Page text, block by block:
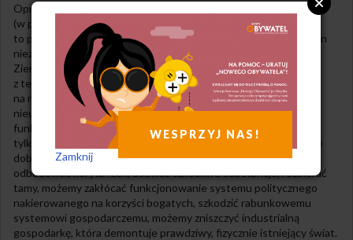
Oprócz tego, że proste życie traktowane jako akt polityczny
(w przeciwieństwie do praktykowania go, ponieważ się
to po prostu lubi) jest nieskuteczne w przyczynianiu się do zmian
niezbędnych dla powstrzymania tej kultury przed niszczeniem
Ziemi, wskazać można jeszcze cztery inne problemy związane
z tego typu postawą. Pierwszym jest wizja oparta
na nieuprawnionym poglądzie, głoszącym, że ludzie w sposób
nieunikniony będą niszczyć swoją naturalną podstawę
funkcjonowania. Proste życie jako akt polityczny opiera się
tylko na redukcji szkód, ignorując zupełnie fakt, że ludzie równie
dobrze jak niszczyć, mogą także pomagać Ziemi. Możemy
odbudować koryta rzek, usuwać szkodliwe substancje, rozbierać
tamy, możemy zakłócać funkcjonowanie systemu politycznego
nakierowanego na korzyści bogatych, szkodzić rabunkowemu
systemowi gospodarczemu, możemy zniszczyć industrialną
gospodarkę, która demontuje prawdziwy, fizycznie istniejący świat.
WESPRZYJ NAS!
Zamknij